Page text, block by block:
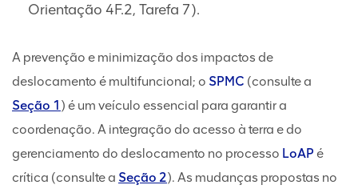
Orientação 4F.2, Tarefa 7).
A prevenção e minimização dos impactos de
deslocamento é multifuncional; o SPMC (consulte a
Seção 1 ) é um veículo essencial para garantir a
coordenação. A integração do acesso à terra e do
gerenciamento do deslocamento no processo LoAP é
crítica (consulte a Seção 2). As mudanças propostas no